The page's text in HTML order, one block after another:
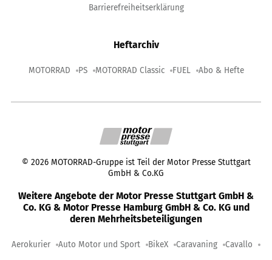
Barrierefreiheitserklärung
Heftarchiv
MOTORRAD PS MOTORRAD Classic FUEL Abo & Hefte
© 2026 MOTORRAD-Gruppe ist Teil der Motor Presse Stuttgart
GmbH & Co.KG
Weitere Angebote der Motor Presse Stuttgart GmbH &
Co. KG & Motor Presse Hamburg GmbH & Co. KG und
deren Mehrheitsbeteiligungen
Aerokurier Auto Motor und Sport BikeX Caravaning Cavallo